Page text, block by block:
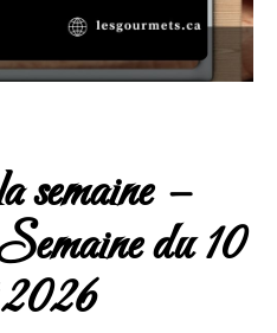
semaine –
du 10